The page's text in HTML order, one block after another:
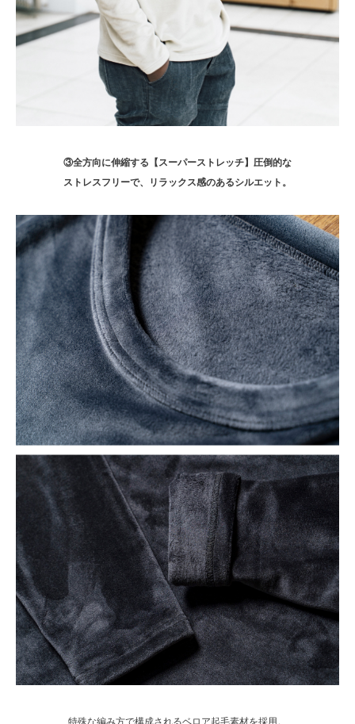
③全方向に伸縮する【スーパーストレッチ】圧倒的な
ストレスフリーで、リラックス感のあるシルエット。